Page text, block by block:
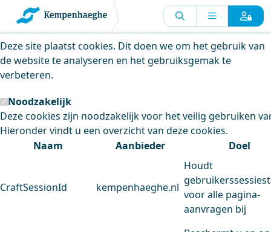
Kempenhaeghe maakt gebruik van
cookies
Deze site plaatst cookies. Dit doen we om het gebruik van
de website te analyseren en het gebruiksgemak te
verbeteren.
Noodzakelijk
Deze cookies zijn noodzakelijk voor het veilig gebruiken
Hieronder vindt u een overzicht van deze cookies.
Naam
Aanbieder Doel
CraftSessionId kempenhaeghe.nl
Houdt
voor alle pagina-
aanvragen bij